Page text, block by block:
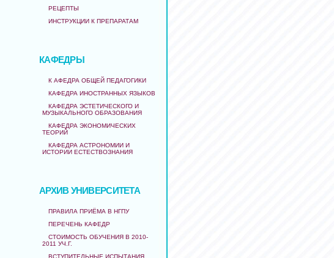
РЕЦЕПТЫ
ИНСТРУКЦИИ К ПРЕПАРАТАМ
КАФЕДРЫ
К АФЕДРА ОБЩЕЙ ПЕДАГОГИКИ
КАФЕДРА ИНОСТРАННЫХ ЯЗЫКОВ
КАФЕДРА ЭСТЕТИЧЕСКОГО И
МУЗЫКАЛЬНОГО ОБРАЗОВАНИЯ
КАФЕДРА ЭКОНОМИЧЕСКИХ
ТЕОРИЙ
КАФЕДРА АСТРОНОМИИ И
ИСТОРИИ ЕСТЕСТВОЗНАНИЯ
АРХИВ УНИВЕРСИТЕТА
ПРАВИЛА ПРИЁМА В НГПУ
ПЕРЕЧЕНЬ КАФЕДР
СТОИМОСТЬ ОБУЧЕНИЯ В 2010-
2011 УЧ.Г.
ВСТУПИТЕЛЬНЫЕ ИСПЫТАНИЯ